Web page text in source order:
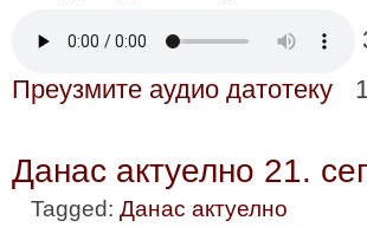
Преузмите аудио датотеку
Данас актуелно 21.
Tagged: Данас актуелно